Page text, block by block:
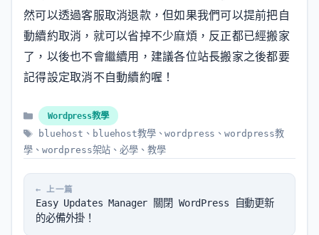
然可以透過客服取消退款，但如果我們可以提前把自
動續約取消，就可以省掉不少麻煩，反正都已經搬家
了，以後也不會繼續用，建議各位站長搬家之後都要
記得設定取消不自動續約喔！
分
類
Wordpress教學
標
bluehost 、 bluehost教學、wordpress 、wordpress教
學、 wordpress架站 、必學、 教學
Easy Updates Manager 關閉 WordPress 自動更新
的必備外掛！